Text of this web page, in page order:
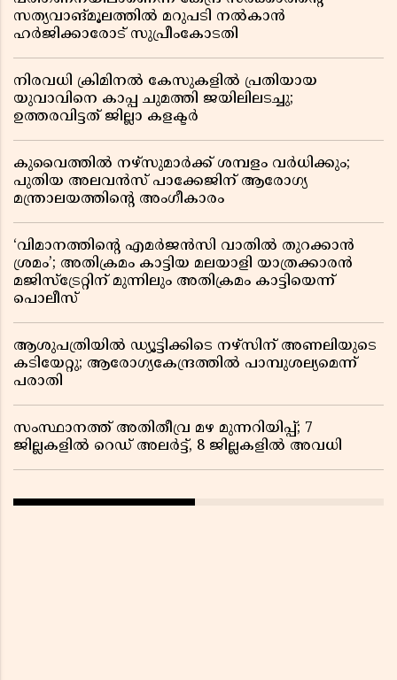
സത്യവാങ്മൂലത്തിൽ മറുപടി നൽകാൻ
ഹർജിക്കാരോട് സുപ്രീംകോടതി
നിരവധി ക്രിമിനൽ കേസുകളിൽ പ്രതിയായ
യുവാവിനെ കാപ്പ ചുമത്തി ജയിലിലടച്ചു;
ഉത്തരവിട്ടത് ജില്ലാ കളക്ടർ
കുവൈത്തിൽ നഴ്‌സുമാർക്ക് ശമ്പളം വർധിക്കും;
പുതിയ അലവൻസ് പാക്കേജിന് ആരോഗ്യ
മന്ത്രാലയത്തിൻ്റെ അംഗീകാരം
‘വിമാനത്തിൻ്റെ എമർജൻസി വാതിൽ തുറക്കാൻ
ശ്രമം’; അതിക്രമം കാട്ടിയ മലയാളി യാത്രക്കാരൻ
മജിസ്ട്രേറ്റിന് മുന്നിലും അതിക്രമം കാട്ടിയെന്ന്
പൊലീസ്
ആശുപത്രിയിൽ ഡ്യൂട്ടിക്കിടെ നഴ്സിന് അണലിയുടെ
കടിയേറ്റു; ആരോഗ്യകേന്ദ്രത്തിൽ പാമ്പുശല്യമെന്ന്
പരാതി
സംസ്ഥാനത്ത് അതിതീവ്ര മഴ മുന്നറിയിപ്പ്; 7
ജില്ലകളിൽ റെഡ് അലർട്ട്, 8 ജില്ലകളിൽ അവധി